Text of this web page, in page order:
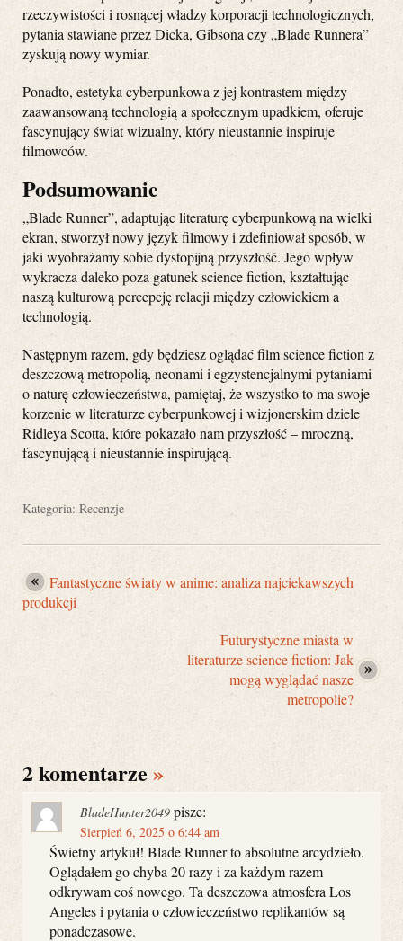
rzeczywistości i rosnącej władzy korporacji technologicznych,
pytania stawiane przez Dicka, Gibsona czy „Blade Runnera”
zyskują nowy wymiar.
Ponadto, estetyka cyberpunkowa z jej kontrastem między
zaawansowaną technologią a społecznym upadkiem, oferuje
fascynujący świat wizualny, który nieustannie inspiruje
filmowców.
Podsumowanie
„Blade Runner”, adaptując literaturę cyberpunkową na wielki
ekran, stworzył nowy język filmowy i zdefiniował sposób, w
jaki wyobrażamy sobie dystopijną przyszłość. Jego wpływ
wykracza daleko poza gatunek science fiction, kształtując
naszą kulturową percepcję relacji między człowiekiem a
technologią.
Następnym razem, gdy będziesz oglądać film science fiction z
deszczową metropolią, neonami i egzystencjalnymi pytaniami
o naturę człowieczeństwa, pamiętaj, że wszystko to ma swoje
korzenie w literaturze cyberpunkowej i wizjonerskim dziele
Ridleya Scotta, które pokazało nam przyszłość – mroczną,
fascynującą i nieustannie inspirującą.
Kategoria: Recenzje
Fantastyczne światy w anime: analiza najciekawszych
produkcji
Futurystyczne miasta w
literaturze science fiction: Jak
mogą wyglądać nasze
metropolie?
2 komentarze »
BladeHunter2049 pisze:
Sierpień 6, 2025 o 6:44 am
Świetny artykuł! Blade Runner to absolutne arcydzieło.
Oglądałem go chyba 20 razy i za każdym razem
odkrywam coś nowego. Ta deszczowa atmosfera Los
Angeles i pytania o człowieczeństwo replikantów są
ponadczasowe.